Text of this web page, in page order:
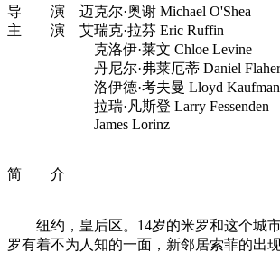
导 演 迈克尔·奥谢 Michael O'Shea
主 演 艾瑞克·拉芬 Eric Ruffin
克洛伊·莱文 Chloe Levine
丹尼尔·弗莱厄蒂 Daniel
洛伊德·考夫曼 Lloyd Kaufman
拉瑞·凡斯登 Larry Fessenden
James Lorinz
简 介
纽约，皇后区。14岁的米罗和这个城市
罗有着不为人知的一面，新邻居索菲的出